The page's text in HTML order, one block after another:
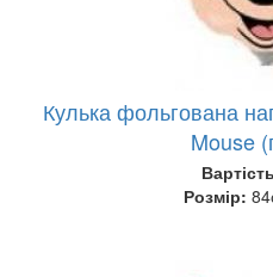
Кулька фольгована
Mouse
Розмір: